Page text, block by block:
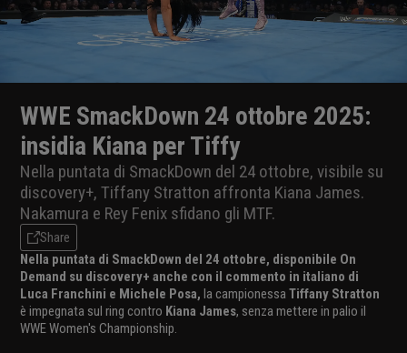
WWE SmackDown 24 ottobre 2025:
insidia Kiana per Tiffy
Nella puntata di SmackDown del 24 ottobre, visibile su
discovery+, Tiffany Stratton affronta Kiana James.
Nakamura e Rey Fenix sfidano gli MTF.
Share
Nella puntata di SmackDown del 24 ottobre, disponibile On
Demand su discovery+ anche con il commento in italiano di
Luca Franchini e Michele Posa, la campionessa Tiffany Stratton
è impegnata sul ring contro Kiana James, senza mettere in palio il
WWE Women's Championship.